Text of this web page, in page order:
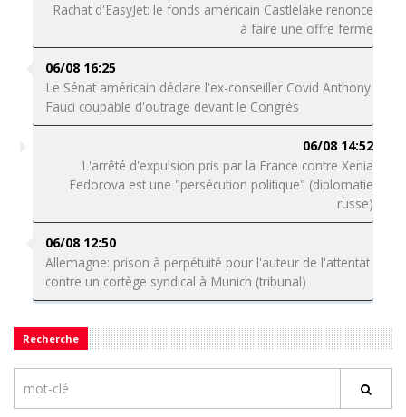
Rachat d'EasyJet: le fonds américain Castlelake renonce
à faire une offre ferme
06/08 16:25
Le Sénat américain déclare l'ex-conseiller Covid Anthony
Fauci coupable d'outrage devant le Congrès
06/08 14:52
L'arrêté d'expulsion pris par la France contre Xenia
Fedorova est une "persécution politique" (diplomatie
russe)
06/08 12:50
Allemagne: prison à perpétuité pour l'auteur de l'attentat
contre un cortège syndical à Munich (tribunal)
Recherche